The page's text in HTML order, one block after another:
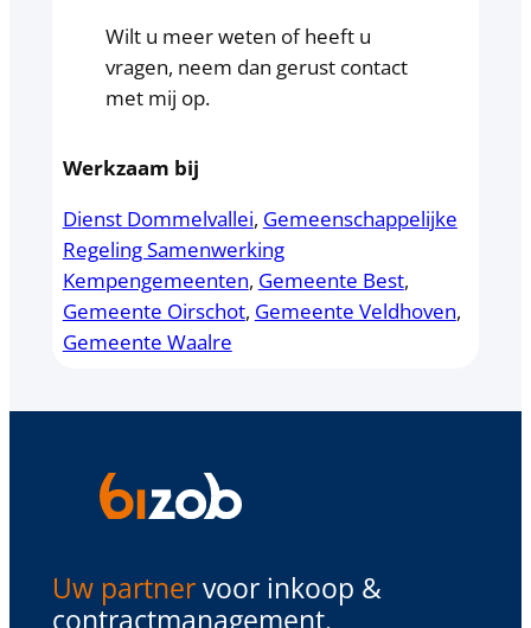
Wilt u meer weten of heeft u
vragen, neem dan gerust contact
met mij op.
Werkzaam bij
Dienst Dommelvallei, Gemeenschappelijke
Regeling Samenwerking
Kempengemeenten, Gemeente Best
Gemeente Oirschot, Gemeente Veldhoven
Gemeente Waalre
Uw partnervoor inkoop &
contractmanagement.